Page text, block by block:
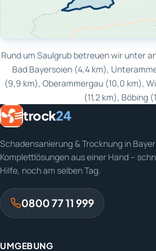
Rund um Saulgrub betreuen wir unter
Bad Bayersoien (4,4 km),
(9,9 km), Oberammergau (10,0 km),
(11,2 km), Böbing
trock24
Schadensanierung & Trocknung in
Komplettlösungen aus einer Hand –
Hilfe, noch am selben Tag.
0800 77 11 999
UMGEBUNG